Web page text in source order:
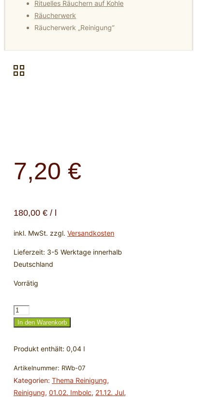
Rituelles Räuchern auf Kohle
Räucherwerk
Räucherwerk „Reinigung“
7,20 €
180,00 € / l
inkl. MwSt. zzgl. Versandkosten
Lieferzeit: 3-5 Werktage innerhalb
Deutschland
Vorrätig
Räucherwerk
„Reinigung“
In den Warenkorb
Produkt enthält: 0,04 l
Artikelnummer: RWb-07
Kategorien: Thema Reinigung,
Reinigung, 01.02. Imbolc, 21.12. Jul,